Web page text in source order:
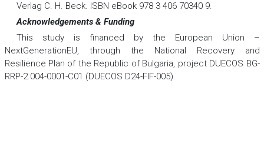
Verlag C. H. Beck. ISBN eBook 978 3 406 70340 9.
Acknowledgements & Funding
This study is financed by the European Union –
NextGenerationEU, through the National Recovery and
Resilience Plan of the Republic of Bulgaria, project DUECOS BG-
RRP-2.004-0001-C01 (DUECOS D24-FIF-005).